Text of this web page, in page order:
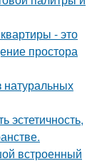
- это
простора
натуральных
эстетичность,
встроенный